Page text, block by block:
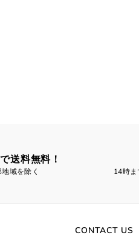
送料無料！
域を除く
14時ま
CONTACT US